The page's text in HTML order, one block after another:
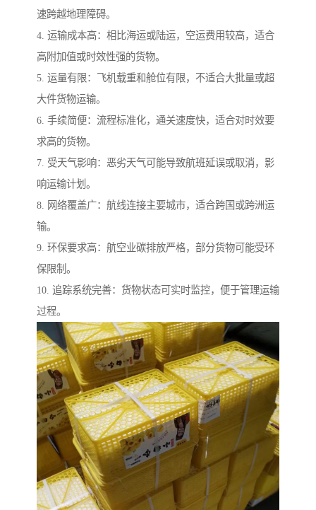
速跨越地理障碍。
4. 运输成本高：相比海运或陆运，空运费用较高，适合
高附加值或时效性强的货物。
5. 运量有限：飞机载重和舱位有限，不适合大批量或超
大件货物运输。
6. 手续简便：流程标准化，通关速度快，适合对时效要
求高的货物。
7. 受天气影响：恶劣天气可能导致航班延误或取消，影
响运输计划。
8. 网络覆盖广：航线连接主要城市，适合跨国或跨洲运
输。
9. 环保要求高：航空业碳排放严格，部分货物可能受环
保限制。
10. 追踪系统完善：货物状态可实时监控，便于管理运输
过程。